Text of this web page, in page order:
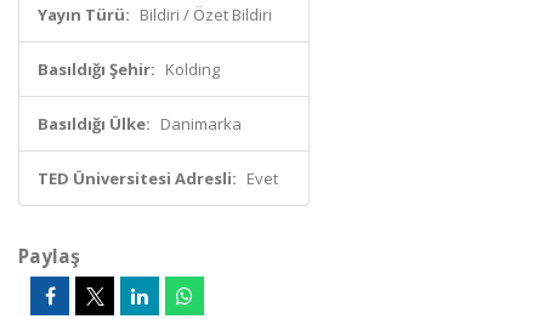
Yayın Türü: Bildiri / Özet Bildiri
Basıldığı Şehir: Kolding
Basıldığı Ülke: Danimarka
TED Üniversitesi Adresli: Evet
Paylaş